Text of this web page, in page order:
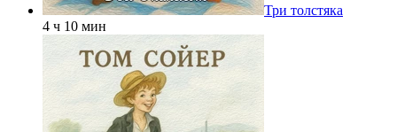
Три толстяка
4 ч 10 мин